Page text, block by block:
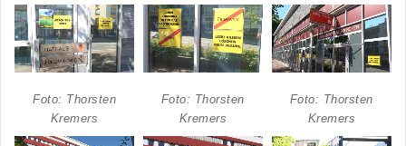
Foto: Thorsten
Kremers
Foto: Thorsten
Kremers
Foto: Thorsten
Kremers